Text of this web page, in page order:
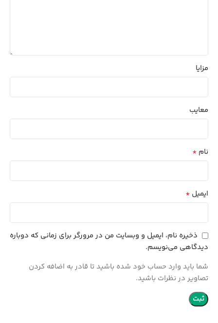
مزایا
معایب
نام *
ایمیل *
ذخیره نام، ایمیل و وبسایت من در مرورگر برای زمانی که دوباره
دیدگاهی می‌نویسم.
شما باید وارد حساب خود شده باشید تا قادر به اضافه کردن
تصاویر در نظرات باشید.